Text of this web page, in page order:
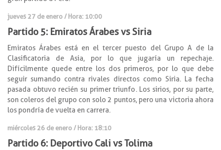
jueves 27 de enero / Hora: 10:00
Partido 5: Emiratos Árabes vs Siria
Emiratos Árabes está en el tercer puesto del Grupo A de la
Clasificatoria de Asia, por lo que jugaría un repechaje.
Difícilmente quede entre los dos primeros, por lo que debe
seguir sumando contra rivales directos como Siria. La fecha
pasada obtuvo recién su primer triunfo. Los sirios, por su parte,
son coleros del grupo con solo 2 puntos, pero una victoria ahora
los pondría de vuelta en carrera.
miércoles 26 de enero / Hora: 18:10
Partido 6: Deportivo Cali vs Tolima